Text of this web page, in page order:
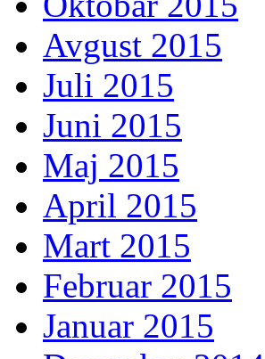
Avgust 2015
Juli 2015
Juni 2015
Maj 2015
April 2015
Mart 2015
Februar 2015
Januar 2015